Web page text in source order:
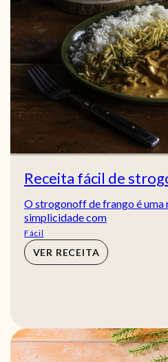
Receita fácil de
O strogonoff de frango é uma
simplicidade com
Fácil
VER RECEITA